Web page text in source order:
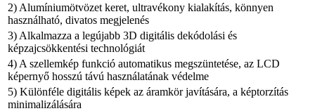
2) Alumíniumötvözet keret, ultravékony kialakítás, könnyen
használható, divatos megjelenés
3) Alkalmazza a legújabb 3D digitális dekódolási és
képzajcsökkentési technológiát
4) A szellemkép funkció automatikus megszüntetése, az LCD
képernyő hosszú távú használatának védelme
5) Különféle digitális képek az áramkör javítására, a képtorzítás
minimalizálására